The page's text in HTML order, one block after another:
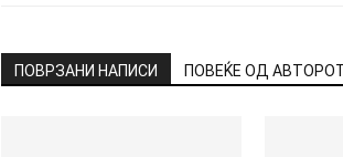
ПОВРЗАНИ НАПИСИ ПОВЕЌЕ ОД